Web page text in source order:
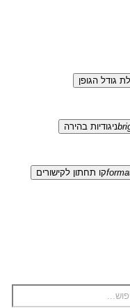
גודל הגופן
ניגודיות בהירה
קו תחתון לקישורים